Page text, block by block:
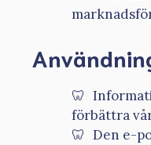
förbättra
Den e-